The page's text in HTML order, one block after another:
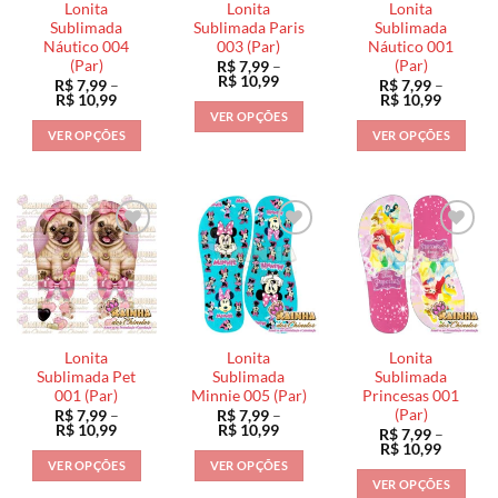
Lonita
Sublimada
Náutico 004
(Par)
R$7,99 –
R$ 10,99Faixa
preço:
R$ 7,99
através
VER OPÇÕES
tem
várias
variantes.
As
opções
podem
ser
escolhidas
na
página
do
produto
Lonita
Sublimada Paris
003 (Par)
R$7,99 –
R$ 10,99Faixa
preço:
R$ 7,99
através
VER OPÇÕES
várias
variantes.
As
opções
podem
ser
escolhidas
na
página
do
produto
Lonita
Sublimada
Náutico 001
(Par)
R$7,99 –
R$ 10,99Faixa
preço:
R$ 7,99
através
VER OPÇÕES
tem
várias
variantes.
As
opções
podem
ser
escolhidas
na
página
do
produto
Lonita
Sublimada Pet
001 (Par)
R$7,99 –
R$ 10,99Faixa
preço:
R$ 7,99
através
VER OPÇÕES
Lonita
Sublimada
Minnie 005 (Par)
R$7,99 –
R$ 10,99Faixa
preço:
R$ 7,99
através
VER OPÇÕES
Lonita
Sublimada
Princesas 001
(Par)
R$7,99 –
R$ 10,99Faixa
preço:
R$ 7,99
VER OPÇÕES